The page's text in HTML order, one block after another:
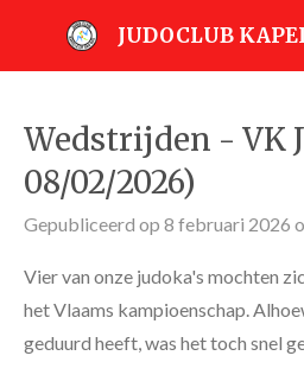
de
JUDOCLUB
Wedstrijden - VK
08/02/2026)
Gepubliceerd op 8 februari 2026
Vier van onze judoka's mochten
het Vlaams kampioenschap.
geduurd heeft, was het toch snel